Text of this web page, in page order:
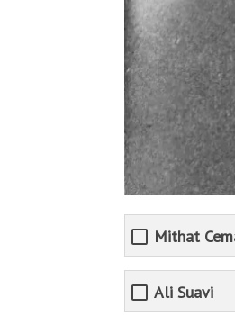
Mithat
Ali Suavi